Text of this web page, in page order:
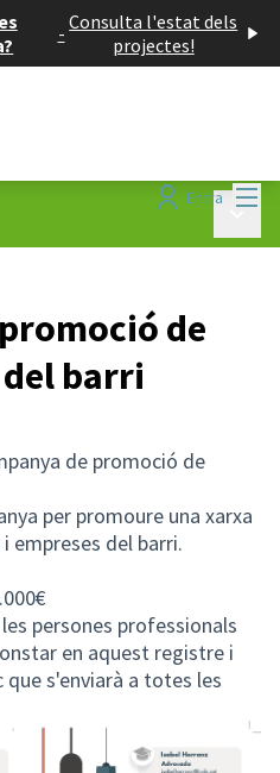
- Consulta l'estat dels
projectes!
Entra
de
barri
de promoció de
per promoure una xarxa
empreses del barri.
persones professionals
en aquest registre i
s'enviarà a totes les